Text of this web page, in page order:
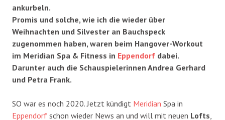
ankurbeln.
Promis und solche, wie ich die wieder über
Weihnachten und Silvester an Bauchspeck
zugenommen haben, waren beim Hangover-Workout
im Meridian Spa & Fitness in Eppendorf dabei.
Darunter auch die Schauspielerinnen Andrea Gerhard
und Petra Frank.
SO war es noch 2020. Jetzt kündigt Meridian Spa in
Eppendorf schon wieder News an und will mit neuen Lofts,